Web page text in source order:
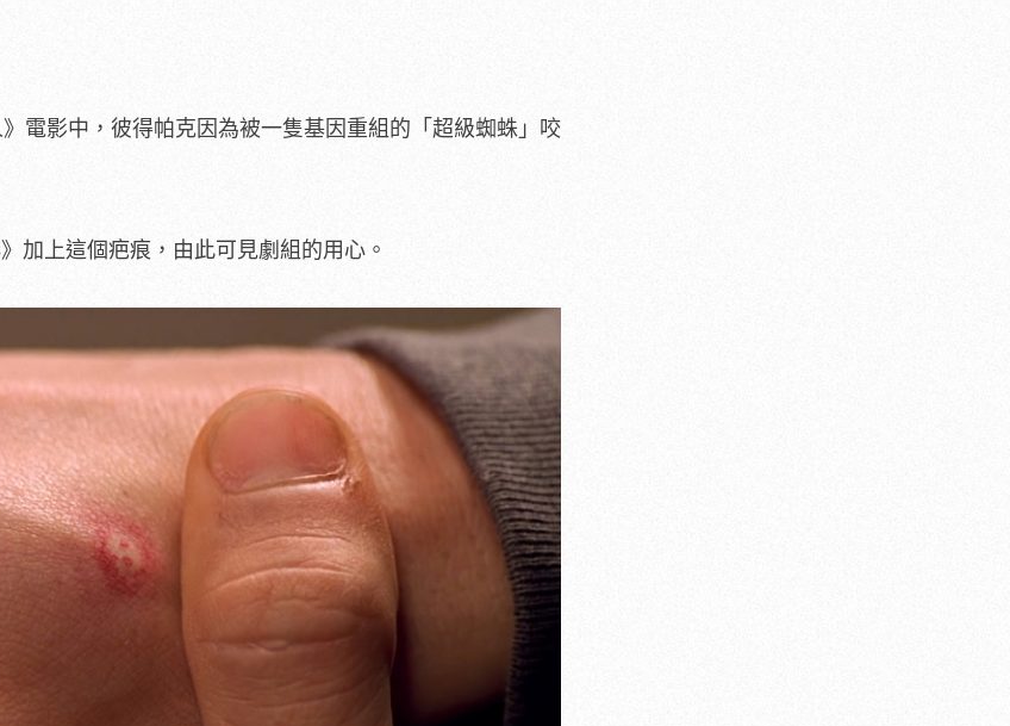
電影中，彼得帕克因為被一隻基因重組的「超級蜘蛛」咬
加上這個疤痕，由此可見劇組的用心。